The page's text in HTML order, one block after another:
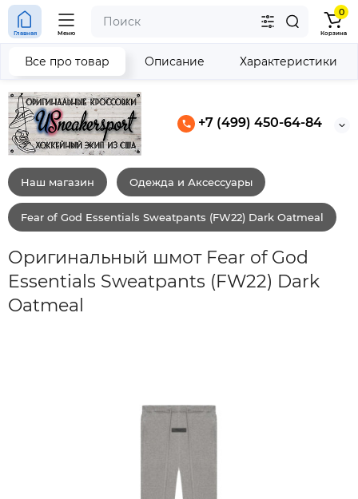
+7 (499) 450-64-84
Главная Меню
0
Корзина
Наш магазин Одежда и Аксессуары
Fear of God Essentials Sweatpants (FW22) Dark Oatmeal
Оригинальный шмот Fear of God
Essentials Sweatpants (FW22) Dark
Oatmeal
Все про товар Описание Характеристики